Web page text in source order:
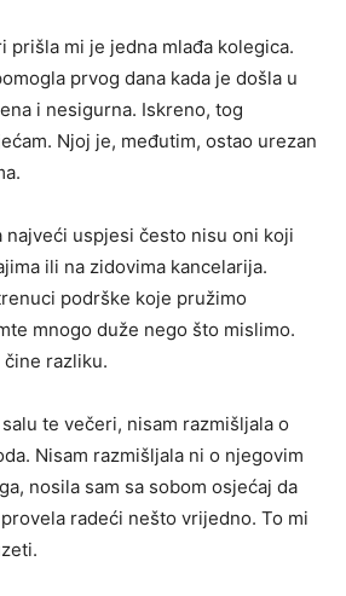
prišla mi je jedna mlađa kolegica.
prvog dana kada je došla u
i nesigurna. Iskreno, tog
Njoj je, međutim, ostao urezan
najveći uspjesi često nisu oni koji
ili na zidovima kancelarija.
podrške koje pružimo
mnogo duže nego što mislimo.
razliku.
te večeri, nisam razmišljala o
Nisam razmišljala ni o njegovim
nosila sam sa sobom osjećaj da
radeći nešto vrijedno. To mi